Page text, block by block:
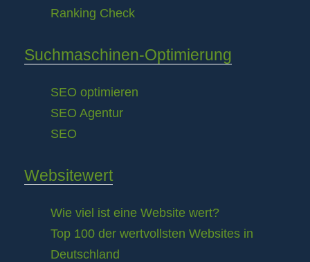
Ranking Check
Suchmaschinen-Optimierung
SEO optimieren
SEO Agentur
SEO
Websitewert
Wie viel ist eine Website wert?
Top 100 der wertvollsten Websites in
Deutschland